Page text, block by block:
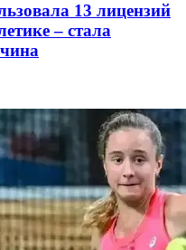
13 лицензий
– стала